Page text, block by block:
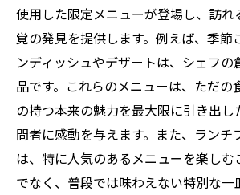
使用した限定メニューが登場し、訪れ
覚の発見を提供します。例えば、季節
ンディッシュやデザートは、シェフ
品です。これらのメニューは、ただの
の持つ本来の魅力を最大限に引き出し
問者に感動を与えます。また、ランチ
は、特に人気のあるメニューを楽しむ
でなく、普段では味わえない特別な一